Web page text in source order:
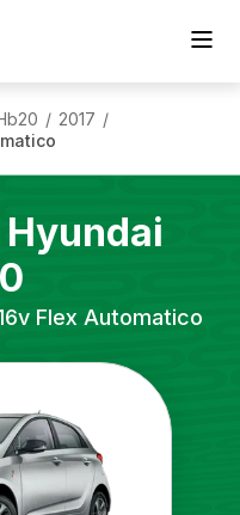
/ 2017 /
Hyundai
Flex Automatico